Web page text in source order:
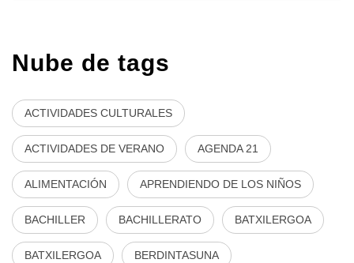
Nube de tags
ACTIVIDADES CULTURALES
ACTIVIDADES DE VERANO AGENDA 21
ALIMENTACIÓN APRENDIENDO DE LOS NIÑOS
BACHILLER BACHILLERATO BATXILERGOA
BATXILERGOA BERDINTASUNA